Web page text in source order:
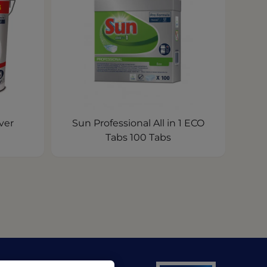
Sun Professional All in 1 ECO
Tabs 100 Tabs